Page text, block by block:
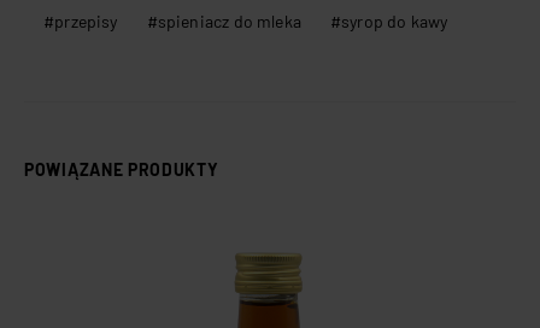
przepisy
spieniacz do mleka syrop do kawy
POWIĄZANE PRODUKTY